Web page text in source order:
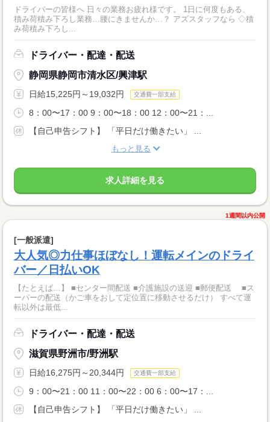
ドライバーの皆様へ 日々の業務お疲れ様です。 1日に何度もある、
積み荷積み下ろし業務…腰にきませんか…？ アズスタッフなら ◇積
み荷積み下ろし...
ドライバー・配達・配送
静岡県静岡市清水区/興津駅
日給15,225円～19,032円 交通費一部支給
8：00〜17：00 9：00〜18：00 12：00〜21：...
【自己申告シフト】 「平日だけ働きたい」 ...
もっと見る
求人詳細を見る
1週間以内公開
[一般派遣]
大人気◎力仕事ほぼなし！運転メインのドライ
バー／日払いOK
【たとえば…】 ■センター間配送 ■介護施設の送迎 ■郵便配送 ■ス
ーパーの配送（かご車をおして定位置に移動させるだけ） すべて運
転以外は最低...
ドライバー・配達・配送
滋賀県野洲市/野洲駅
日給16,275円～20,344円 交通費一部支給
9：00〜21：00 11：00〜22：00 6：00〜17：...
【自己申告シフト】 「平日だけ働きたい」 ...